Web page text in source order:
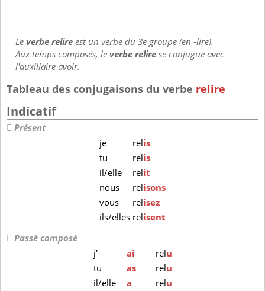
Leverbe relireest un verbe du 3e groupe (en -lire).
Aux temps composés, leverbe relirese conjugue avec
l'auxiliaire avoir.
Tableau des conjugaisons du verbe relire
Indicatif
Présent
je
relis
tu
relis
il/elle
relit
nous
relisons
vous
relisez
ils/elles relisent
Passé composé
j'
ai relu
tu
as relu
il/elle
a relu